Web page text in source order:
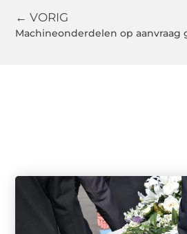
← VORIG
Machineonderdelen op aanvraag